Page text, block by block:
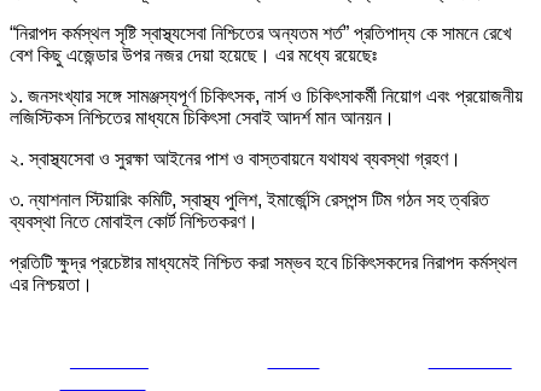
“নিরাপদ কর্মস্থল সৃষ্টি স্বাস্থ্যসেবা নিশ্চিতের অন্যতম শর্ত” প্রতিপাদ্য কে সামনে রেখে
বেশ কিছু এজেন্ডার উপর নজর দেয়া হয়েছে। এর মধ্যে রয়েছেঃ
১. জনসংখ্যার সঙ্গে সামঞ্জস্যপূর্ণ চিকিৎসক, নার্স ও চিকিৎসাকর্মী নিয়োগ এবং প্রয়োজনীয়
লজিস্টিকস নিশ্চিতের মাধ্যমে চিকিৎসা সেবাই আদর্শ মান আনয়ন।
২. স্বাস্থ্যসেবা ও সুরক্ষা আইনের পাশ ও বাস্তবায়নে যথাযথ ব্যবস্থা গ্রহণ।
৩. ন্যাশনাল স্টিয়ারিং কমিটি, স্বাস্থ্য পুলিশ, ইমার্জেন্সি রেসপন্স টিম গঠন সহ ত্বরিত
ব্যবস্থা নিতে মোবাইল কোর্ট নিশ্চিতকরণ।
প্রতিটি ক্ষুদ্র প্রচেষ্টার মাধ্যমেই নিশ্চিত করা সম্ভব হবে চিকিৎসকদের নিরাপদ কর্মস্থল
এর নিশ্চয়তা।